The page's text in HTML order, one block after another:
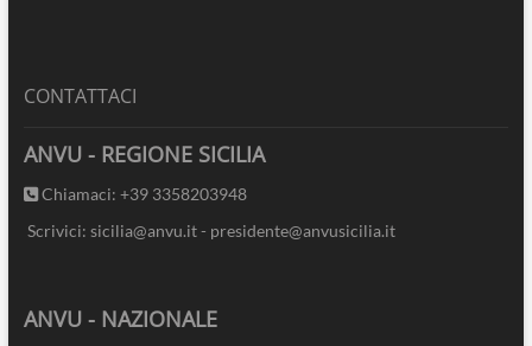
CONTATTACI
ANVU - REGIONE SICILIA
Chiamaci: +39 3358203948
Scrivici: sicilia@anvu.it - presidente@anvusicilia.it
ANVU - NAZIONALE